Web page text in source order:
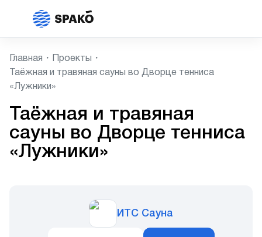
Главная
Проекты
Таёжная и травяная сауны во Дворце тенниса
«Лужники»
Таёжная и травяная
сауны во Дворце тенниса
«Лужники»
ИТС Сауна